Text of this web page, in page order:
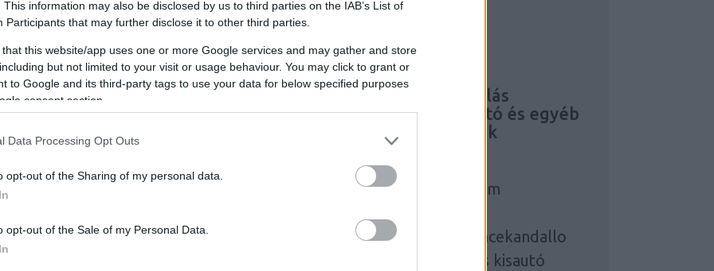
This information may also be disclosed by us to third parties on the IAB’s List of
Participants that may further disclose it to other third parties.
that this website/app uses one or more Google services and may gather and store
but not limited to your visit or usage behaviour. You may click to grant or
to Google and its third-party tags to use your data for below specified purposes
consent section.
Data Processing Opt Outs
opt-out of the Sharing of my personal data.
opt-out of the Sale of my Personal Data.
Mi az önfejlesztés?
Az önfejlesztés egy olyan folyamat, amely
során az egyén aktívan törekszik arra, hogy
fizikai vagy szociális területekről. Ez a
tevékenységeket, amelyek hozzájárulnak az
adott cél elérése, hanem egy életen át tartó
használtautó
ELEKTROMOS KISAUTÓ
Stratégiai
keresőoptimalizálás
Elektromos
kisautó és egyéb
más érdekességek
Szonyegtakaritas
Kelahvagyonvedelem
cserepkalyhakemencekandallo
legjobb elektromos kisautó